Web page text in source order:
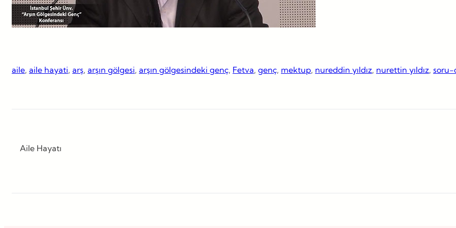
aile, aile hayati, arş, arşın gölgesi, arşın gölgesindeki genç, Fetva, genç, mektup, nureddin yıldız, nurettin yıldız, soru-
Aile Hayatı